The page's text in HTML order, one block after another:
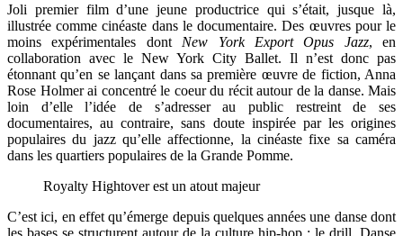
Joli premier film d’une jeune productrice qui s’était, jusque là,
illustrée comme cinéaste dans le documentaire. Des œuvres pour le
moins expérimentales dontNew York Export Opus Jazz, en
collaboration avec le New York City Ballet. Il n’est donc pas
étonnant qu’en se lançant dans sa première œuvre de fiction, Anna
Rose Holmer ai concentré le coeur du récit autour de la danse. Mais
loin d’elle l’idée de s’adresser au public restreint de ses
documentaires, au contraire, sans doute inspirée par les origines
populaires du jazz qu’elle affectionne, la cinéaste fixe sa caméra
dans les quartiers populaires de la Grande Pomme.
Royalty Hightover est un atout majeur
C’est ici, en effet qu’émerge depuis quelques années une danse dont
les bases se structurent autour de la culture hip-hop : le drill. Danse